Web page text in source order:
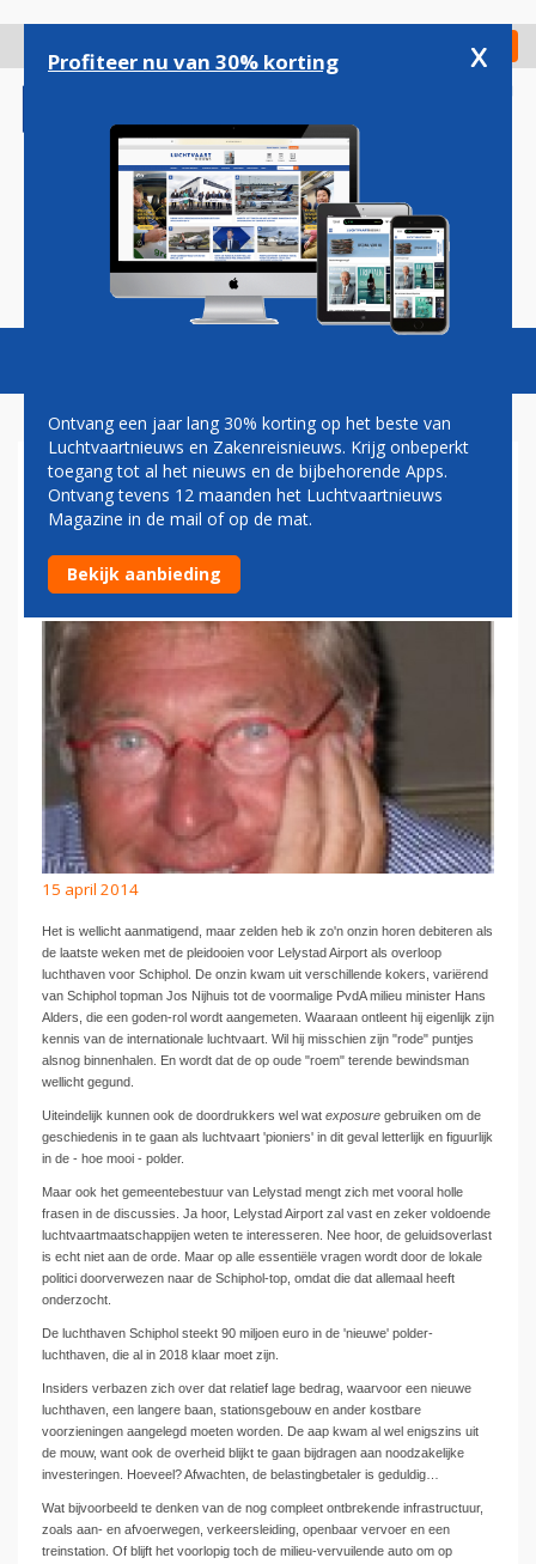
gaan
Check in
Magazine Podcasts Vacatures
ARNOLD BURLAGE:
LELYSTAD AIRPORT POLITIEK
OF NOODZAAK
15 april 2014
Het is wellicht aanmatigend, maar zelden heb ik zo'n onzin horen debiteren als
de laatste weken met de pleidooien voor Lelystad Airport als overloop
luchthaven voor Schiphol. De onzin kwam uit verschillende kokers, variërend
van Schiphol topman Jos Nijhuis tot de voormalige PvdA milieu minister Hans
Alders, die een goden-rol wordt aangemeten. Waaraan ontleent hij eigenlijk zijn
kennis van de internationale luchtvaart. Wil hij misschien zijn "rode" puntjes
alsnog binnenhalen. En wordt dat de op oude "roem" terende bewindsman
wellicht gegund.
Uiteindelijk kunnen ook de doordrukkers wel wat exposure gebruiken om de
geschiedenis in te gaan als luchtvaart 'pioniers' in dit geval letterlijk en figuurlijk
in de - hoe mooi - polder.
Maar ook het gemeentebestuur van Lelystad mengt zich met vooral holle
frasen in de discussies. Ja hoor, Lelystad Airport zal vast en zeker voldoende
luchtvaartmaatschappijen weten te interesseren. Nee hoor, de geluidsoverlast
is echt niet aan de orde. Maar op alle essentiële vragen wordt door de lokale
politici doorverwezen naar de Schiphol-top, omdat die dat allemaal heeft
onderzocht.
De luchthaven Schiphol steekt 90 miljoen euro in de 'nieuwe' polder-
luchthaven, die al in 2018 klaar moet zijn.
Insiders verbazen zich over dat relatief lage bedrag, waarvoor een nieuwe
luchthaven, een langere baan, stationsgebouw en ander kostbare
voorzieningen aangelegd moeten worden. De aap kwam al wel enigszins uit
de mouw, want ook de overheid blijkt te gaan bijdragen aan noodzakelijke
investeringen. Hoeveel? Afwachten, de belastingbetaler is geduldig…
Wat bijvoorbeeld te denken van de nog compleet ontbrekende infrastructuur,
zoals aan- en afvoerwegen, verkeersleiding, openbaar vervoer en een
treinstation. Of blijft het voorlopig toch de milieu-vervuilende auto om op
Profiteer nu van 30% korting x
Ontvang een jaar lang 30% korting op het beste van
Luchtvaartnieuws en Zakenreisnieuws. Krijg onbeperkt
toegang tot al het nieuws en de bijbehorende Apps.
Ontvang tevens 12 maanden het Luchtvaartnieuws
Magazine in de mail of op de mat.
Bekijk aanbieding